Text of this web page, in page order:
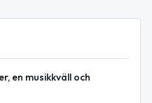
en musikkväll och